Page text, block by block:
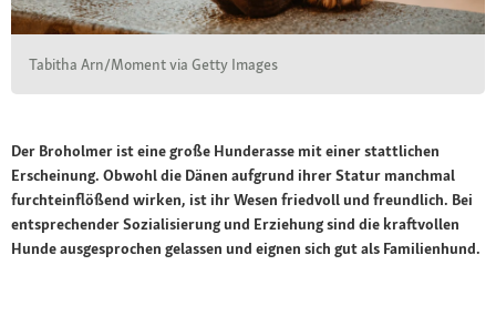
Tabitha Arn/Moment via Getty Images
Der Broholmer ist eine große Hunderasse mit einer stattlichen
Erscheinung. Obwohl die Dänen aufgrund ihrer Statur manchmal
furchteinflößend wirken, ist ihr Wesen friedvoll und freundlich. Bei
entsprechender Sozialisierung und Erziehung sind die kraftvollen
Hunde ausgesprochen gelassen und eignen sich gut als Familienhund.